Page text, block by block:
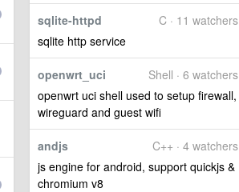
C · 11 watchers
sqlite-httpd
sqlite http service
Shell · 6 watchers
openwrt_uci
openwrt uci shell used to setup firewall,
wireguard and guest wifi
C++ · 4 watchers
andjs
js engine for android, support quickjs &
chromium v8